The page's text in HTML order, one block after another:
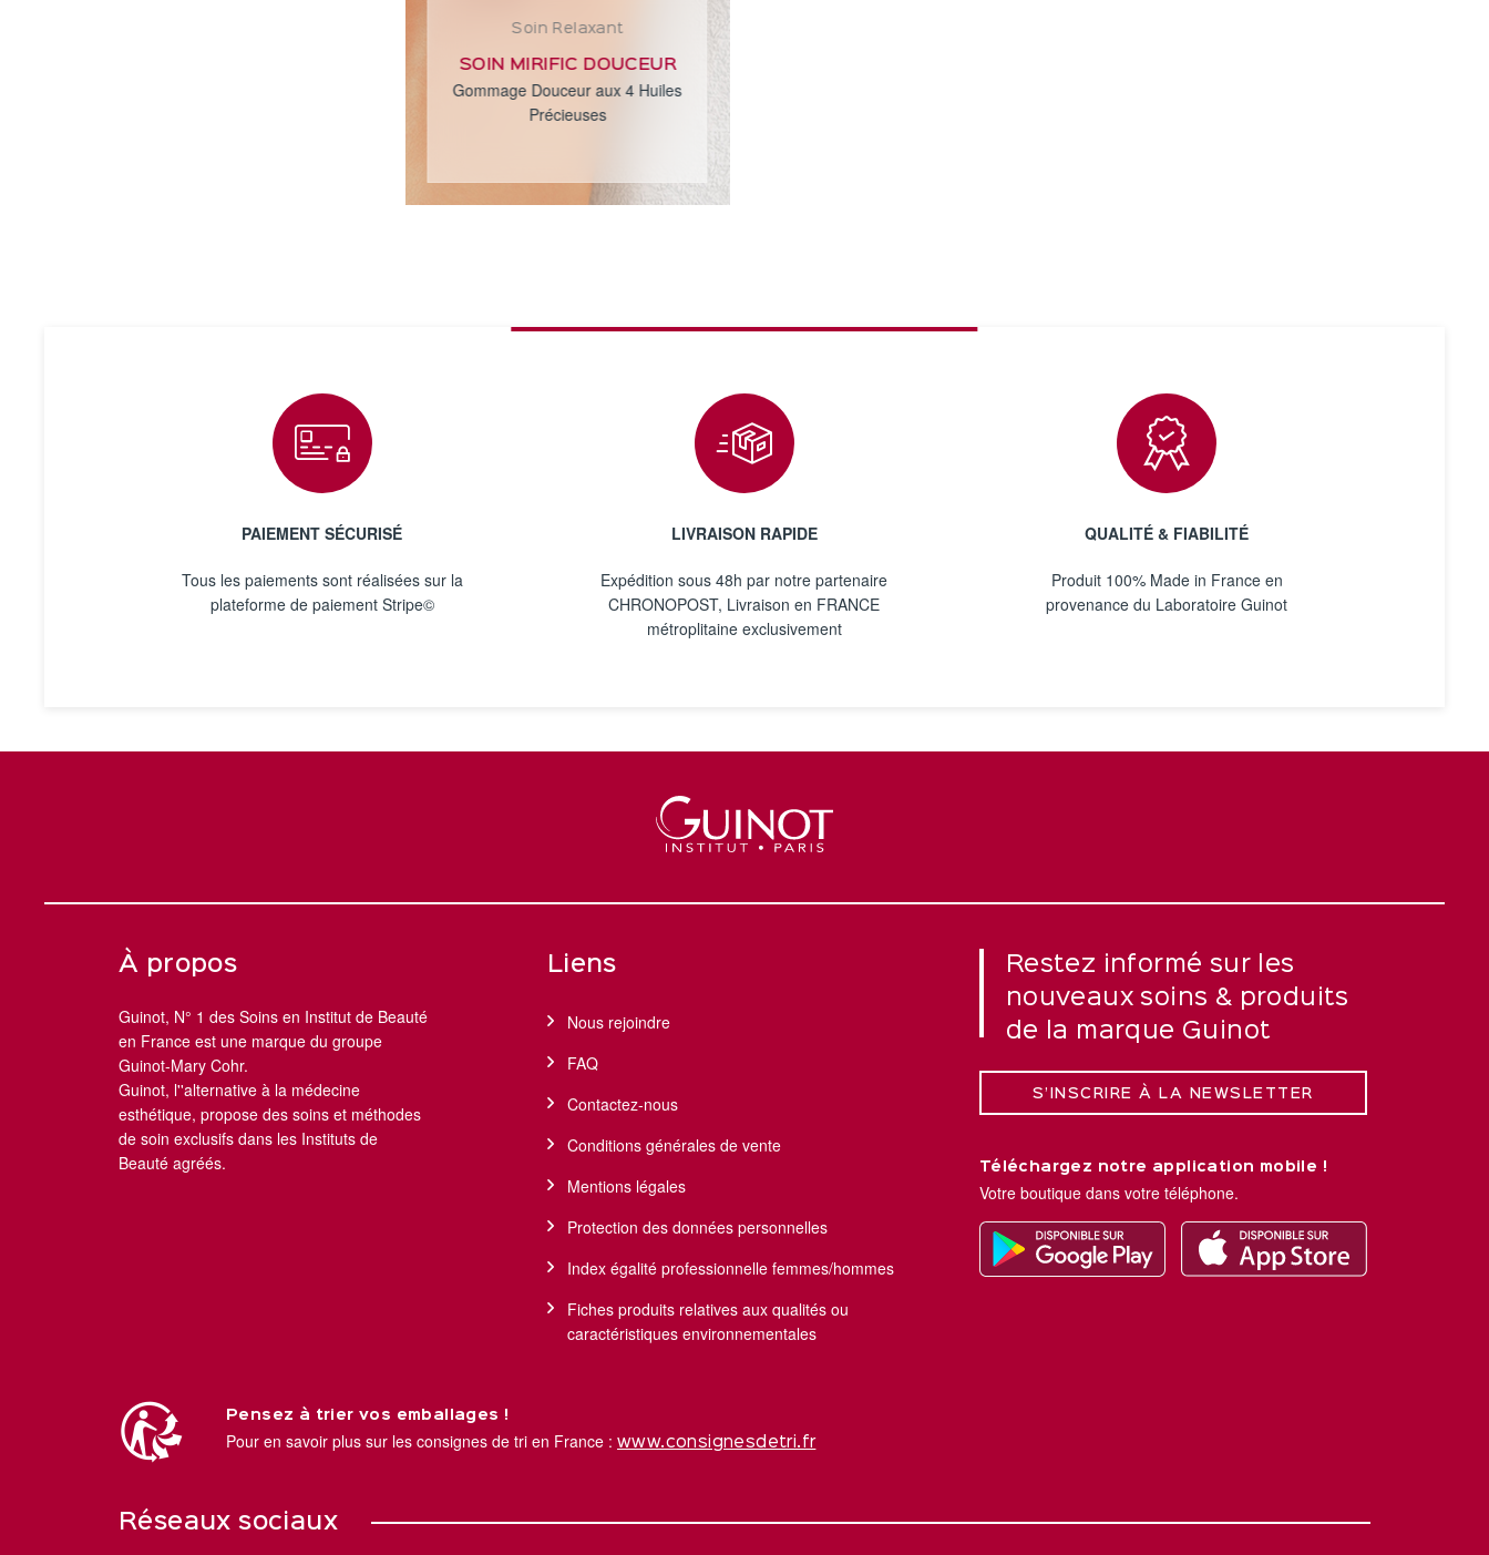
Soin Relaxant
SOIN MIRIFIC DOUCEUR
Gommage Douceur aux 4 Huiles
Précieuses
PAIEMENT SÉCURISÉ
Tous les paiements sont réalisées sur la
plateforme de paiement Stripe©
LIVRAISON RAPIDE
Expédition sous 48h par notre partenaire
CHRONOPOST, Livraison en FRANCE
métroplitaine exclusivement
QUALITÉ & FIABILITÉ
Produit 100% Made in France en
provenance du Laboratoire Guinot
À propos
Guinot, N° 1 des Soins en Institut de Beauté
en France est une marque du groupe
Guinot-Mary Cohr.
Guinot, l''alternative à la médecine
esthétique, propose des soins et méthodes
de soin exclusifs dans les Instituts de
Beauté agréés.
Liens
Nous rejoindre
FAQ
Contactez-nous
Conditions générales de vente
Mentions légales
Protection des données personnelles
Index égalité professionnelle femmes/hommes
Fiches produits relatives aux qualités ou
caractéristiques environnementales
Pensez à trier vos emballages !
Pour en savoir plus sur les consignes de tri en France : www.consignesdetri.fr
Restez informé sur les
nouveaux soins & produits
de la marque Guinot
S’INSCRIRE À LA NEWSLETTER
Téléchargez notre application mobile !
Votre boutique dans votre téléphone.
Réseaux sociaux